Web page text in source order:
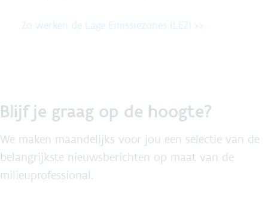
Zo werken de Lage Emissiezones (LEZ) >>
Blijf je graag op de hoogte?
We maken maandelijks voor jou een selectie van de
belangrijkste nieuwsberichten op maat van de
milieuprofessional.